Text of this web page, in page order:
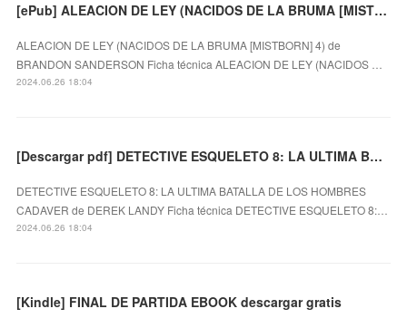
[ePub] ALEACION DE LEY (NACIDOS DE LA BRUMA [MISTBORN] 4) descargar gratis
ALEACION DE LEY (NACIDOS DE LA BRUMA [MISTBORN] 4) de
BRANDON SANDERSON Ficha técnica ALEACION DE LEY (NACIDOS …
2024.06.26 18:04
[Descargar pdf] DETECTIVE ESQUELETO 8: LA ULTIMA BATALLA DE LOS HOMBRES CADAVER
DETECTIVE ESQUELETO 8: LA ULTIMA BATALLA DE LOS HOMBRES
CADAVER de DEREK LANDY Ficha técnica DETECTIVE ESQUELETO 8:…
2024.06.26 18:04
[Kindle] FINAL DE PARTIDA EBOOK descargar gratis